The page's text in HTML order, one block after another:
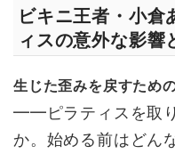
ビキニ王者・小倉
ィスの意外な影響
生じた歪みを戻すため
━━ピラティスを取
か。始める前はどん